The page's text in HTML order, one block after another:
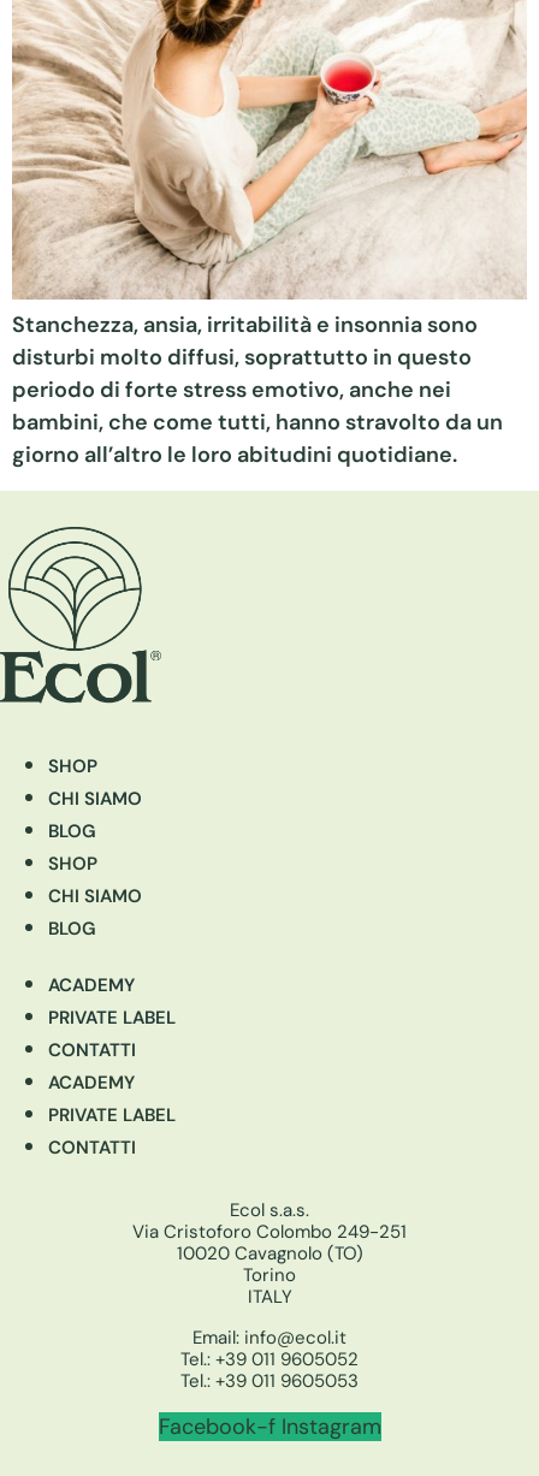
Stanchezza, ansia, irritabilità e insonnia sono
disturbi molto diffusi, soprattutto in questo
periodo di forte stress emotivo, anche nei
bambini, che come tutti, hanno stravolto da un
giorno all’altro le loro abitudini quotidiane.
SHOP
CHI SIAMO
BLOG
SHOP
CHI SIAMO
BLOG
ACADEMY
PRIVATE LABEL
CONTATTI
ACADEMY
PRIVATE LABEL
CONTATTI
Ecol s.a.s.
Via Cristoforo Colombo 249-251
10020 Cavagnolo (TO)
Torino
ITALY
Email: info@ecol.it
Tel.: +39 011 9605052
Tel.: +39 011 9605053
Facebook-f Instagram